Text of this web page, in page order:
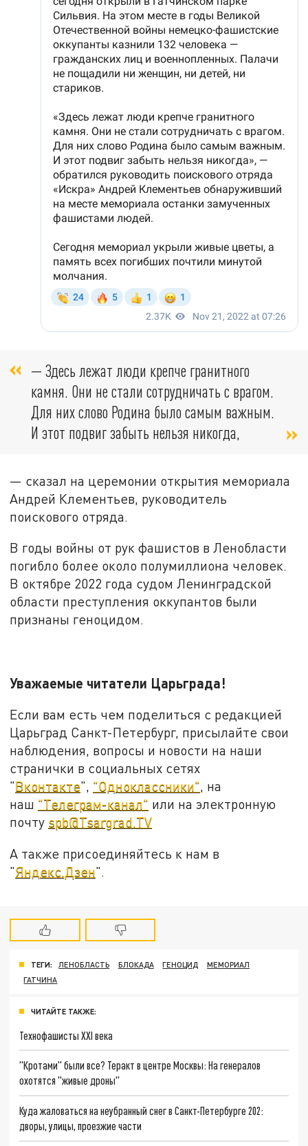
— Здесь лежат люди крепче гранитного
камня. Они не стали сотрудничать с врагом.
Для них слово Родина было самым важным.
И этот подвиг забыть нельзя никогда,
— сказал на церемонии открытия мемориала
Андрей Клементьев, руководитель
поискового отряда.
В годы войны от рук фашистов в Ленобласти
погибло более около полумиллиона человек.
В октябре 2022 года судом Ленинградской
области преступления оккупантов были
признаны геноцидом.
Уважаемые читатели Царьграда!
Если вам есть чем поделиться с редакцией
Царьград Санкт-Петербург, присылайте свои
наблюдения, вопросы и новости на наши
странички в социальных сетях
"Вконтакте", "Одноклассники", на
наш "Телеграм-канал" или на электронную
почту spb@Tsargrad.TV
А также присоединяйтесь к нам в
"Яндекс.Дзен".
ТЕГИ: ЛЕНОБЛАСТЬ БЛОКАДА ГЕНОЦИД
МЕМОРИАЛ
ГАТЧИНА
ЧИТАЙТЕ ТАКЖЕ:
Технофашисты XXI века
"Кротами" были все? Теракт в центре Москвы: На генералов
охотятся "живые дроны"
Куда жаловаться на неубранный снег в Санкт-Петербурге 202:
дворы, улицы, проезжие части